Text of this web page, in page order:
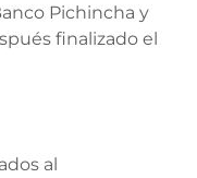
Pichincha y
finalizado el
al